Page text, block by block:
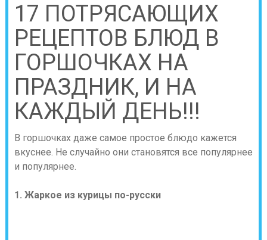
17 ПОТРЯСАЮЩИХ
РЕЦЕПТОВ БЛЮД В
ГОРШОЧКАХ НА
ПРАЗДНИК, И НА
КАЖДЫЙ ДЕНЬ!!!
В горшочках даже самое простое блюдо кажется
вкуснее. Не случайно они становятся все популярнее
и популярнее.
1. Жаркое из курицы по-русски